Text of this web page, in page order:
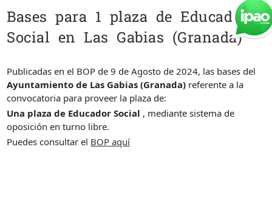
Bases para 1 plaza de Educador
Social en Las Gabias (Granada)
Publicadas en el BOP de 9 de Agosto de 2024, las bases del
Ayuntamiento de Las Gabias (Granada) referente a la
convocatoria para proveer la plaza de:
Una plaza de Educador Social , mediante sistema de
oposición en turno libre.
Puedes consultar el BOP aquí